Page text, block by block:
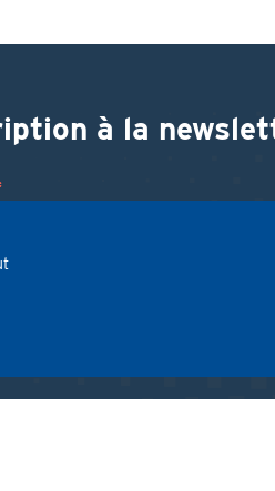
à la
et j'accepte les conditions